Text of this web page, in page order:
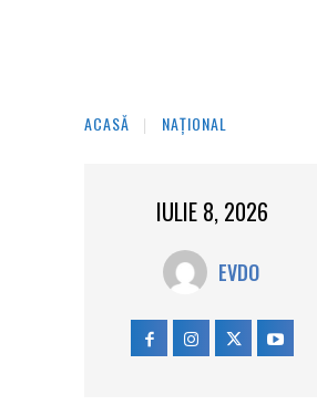
ACASĂ NAȚIONAL
IULIE 8, 2026
EVDO